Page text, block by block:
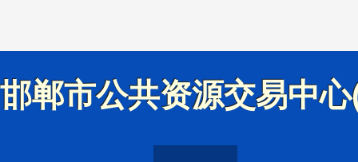
邯郸市公共资源交易中